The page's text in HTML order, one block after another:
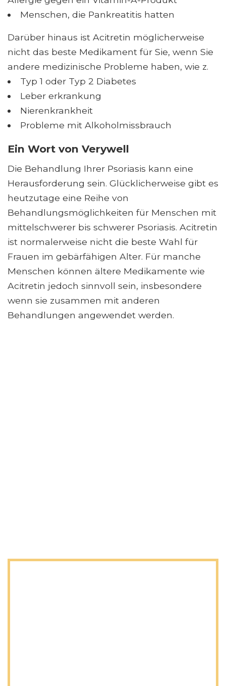
Menschen, die Pankreatitis hatten
Darüber hinaus ist Acitretin möglicherweise
nicht das beste Medikament für Sie, wenn Sie
andere medizinische Probleme haben, wie z.
Typ 1 oder Typ 2 Diabetes
Leber erkrankung
Nierenkrankheit
Probleme mit Alkoholmissbrauch
Ein Wort von Verywell
Die Behandlung Ihrer Psoriasis kann eine
Herausforderung sein. Glücklicherweise gibt es
heutzutage eine Reihe von
Behandlungsmöglichkeiten für Menschen mit
mittelschwerer bis schwerer Psoriasis. Acitretin
ist normalerweise nicht die beste Wahl für
Frauen im gebärfähigen Alter. Für manche
Menschen können ältere Medikamente wie
Acitretin jedoch sinnvoll sein, insbesondere
wenn sie zusammen mit anderen
Behandlungen angewendet werden.